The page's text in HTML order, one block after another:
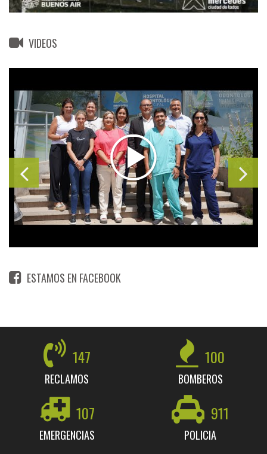
VIDEOS
ESTAMOS EN FACEBOOK
147
RECLAMOS
100
BOMBEROS
107
EMERGENCIAS
911
POLICIA